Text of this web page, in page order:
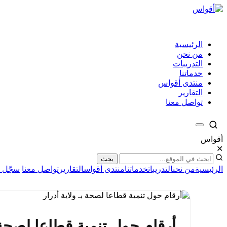
الرئيسية
من نحن
التدريبات
خدماتنا
منتدى أقواس
التقارير
تواصل معنا
أقواس
✕
بحث
الرئيسيةمن نحنالتدريباتخدماتنامنتدى أقواسالتقارير تواصل معنا سجّل